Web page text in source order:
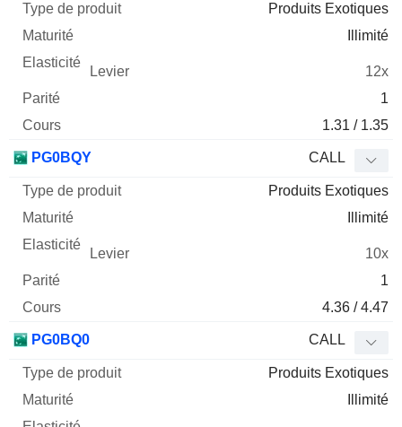
Produits Exotiques
Illimité
12x
1
1.31 / 1.35
PG0BQY CALL
Produits Exotiques
Illimité
10x
1
4.36 / 4.47
PG0BQ0 CALL
Produits Exotiques
Illimité